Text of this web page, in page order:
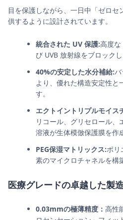
目を保護しながら、一日中「ゼロセ
供するように設計されています。
統合された UV 保護:高度な
び UVB 放射線をブロックし
40%の安定した水分補給:
より、優れた構造安定性と
す。
エクトイントリプルモイス
リコール、グリセロール
溶液が生体模倣保護膜を作
PEG保湿マトリックス:ポリ
素のマイクロチャネルを構
医療グレードの卓越した製
0.03mmの極薄精度： 高性